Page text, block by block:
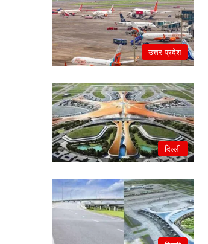
उत्तर प्रदेश
दिल्ली